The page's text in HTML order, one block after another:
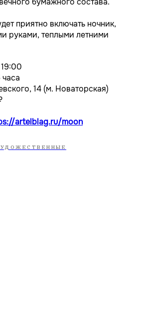
приятно включать ночник,
руками, теплыми летними
часа
14 (м. Новаторская)
artelblag.ru/moon